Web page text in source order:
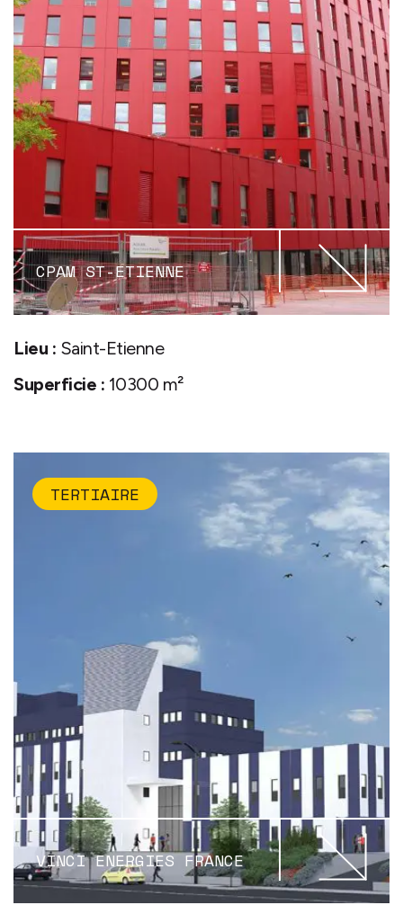
CPAM ST-ETIENNE
Lieu : Saint-Etienne
Superficie : 10300 m²
TERTIAIRE
VINCI ENERGIES FRANCE